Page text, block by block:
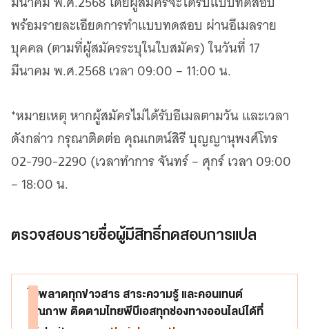
พร้อมรายละเอียดการทำแบบทดสอบ ผ่านอีเมลราย
บุคคล (ตามที่ผู้สมัครระบุในใบสมัคร) ในวันที่ 17
มีนาคม พ.ศ.2568 เวลา 09:00 – 11:00 น.
*หมายเหตุ หากผู้สมัครไม่ได้รับอีเมลตามวัน และเวลา
ดังกล่าว กรุณาติดต่อ คุณเกตน์สิรี บุญญานุพงศ์โทร
02-790-2290 (เวลาทำการ จันทร์ – ศุกร์ เวลา 09:00
– 18:00 น.
ตรวจสอบรายชื่อผู้มีสิทธิ์ทดสอบการแปล
ไม่พลาดทุกข่าวสาร สาระความรู้ และคอนเทนต์
คุณภาพ ติดตามไทยพีบีเอสทุกช่องทางออนไลน์ได้ที่